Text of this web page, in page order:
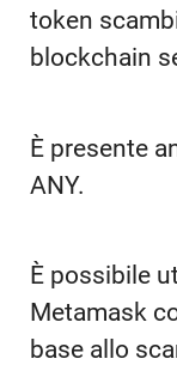
token
blockchain
È presente
ANY.
È possibile
Metamask
base allo